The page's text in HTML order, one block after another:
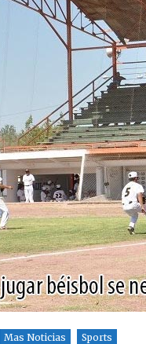
Mas Noticias Sports